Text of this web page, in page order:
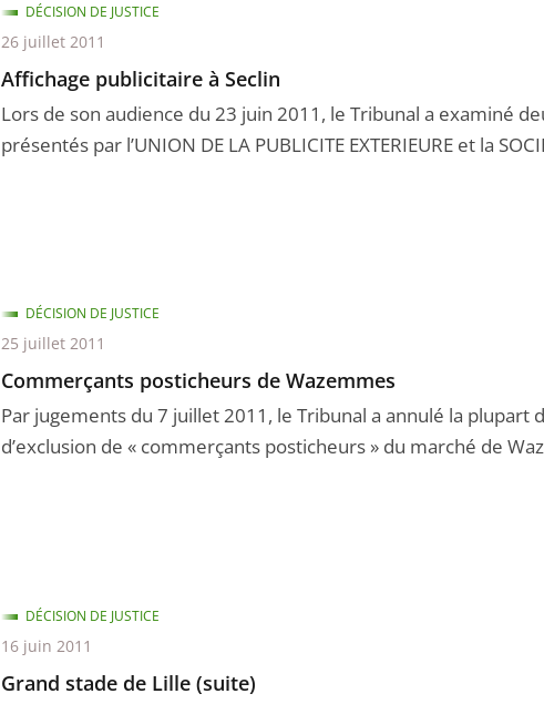
Affichage publicitaire à Seclin
Lors de son audience du 23 juin 2011, le Tribunal a examiné
présentés par l’UNION DE LA PUBLICITE EXTERIEURE et la
DÉCISION DE JUSTICE
26 juillet 2011
Commerçants posticheurs de Wazemmes
Par jugements du 7 juillet 2011, le Tribunal a annulé la plupart
d’exclusion de « commerçants posticheurs » du marché de
DÉCISION DE JUSTICE
25 juillet 2011
Grand stade de Lille (suite)
DÉCISION DE JUSTICE
16 juin 2011